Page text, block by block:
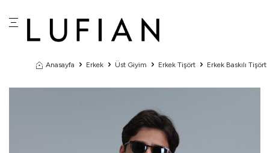
Anasayfa Erkek Üst Giyim Erkek Tişört Erkek Baskılı Tişört